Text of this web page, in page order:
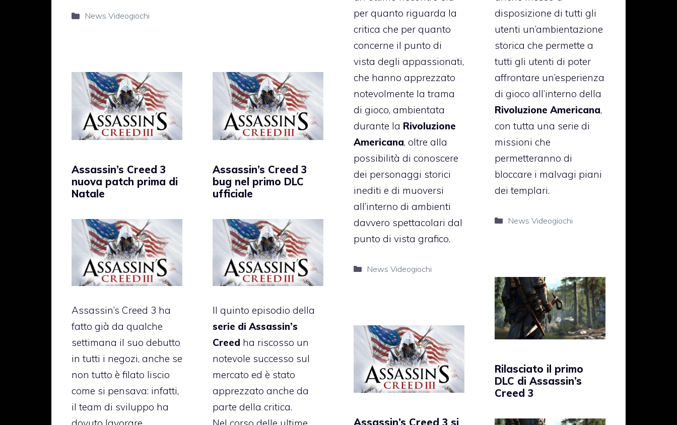
Categorie
News Videogiochi
per quanto riguarda la
critica che per quanto
concerne il punto di
vista degli appassionati,
che hanno apprezzato
notevolmente la trama
di gioco, ambientata
durante la Rivoluzione
Americana, oltre alla
possibilità di conoscere
dei personaggi storici
inediti e di muoversi
all’interno di ambienti
davvero spettacolari dal
punto di vista grafico.
Categorie
News Videogiochi
disposizione di tutti gli
utenti un’ambientazione
storica che permette a
tutti gli utenti di poter
affrontare un’esperienza
di gioco all’interno della
Rivoluzione Americana,
con tutta una serie di
missioni che
permetteranno di
bloccare i malvagi piani
dei templari.
Categorie
News Videogiochi
Assassin’s Creed 3
nuova patch prima di
Natale
Assassin’s Creed 3 ha
fatto già da qualche
settimana il suo debutto
in tutti i negozi, anche se
non tutto è filato liscio
come si pensava: infatti,
il team di sviluppo ha
Assassin’s Creed 3
bug nel primo DLC
ufficiale
Il quinto episodio della
serie di Assassin’s
Creed ha riscosso un
notevole successo sul
mercato ed è stato
apprezzato anche da
parte della critica.
Rilasciato il primo
DLC di Assassin’s
Creed 3
Assassin’s Creed 3 si